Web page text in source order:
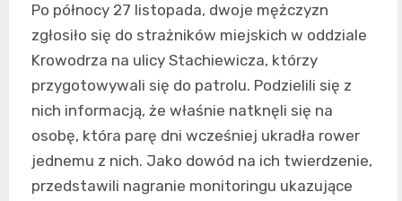
Po północy 27 listopada, dwoje mężczyzn
zgłosiło się do strażników miejskich w oddziale
Krowodrza na ulicy Stachiewicza, którzy
przygotowywali się do patrolu. Podzielili się z
nich informacją, że właśnie natknęli się na
osobę, która parę dni wcześniej ukradła rower
jednemu z nich. Jako dowód na ich twierdzenie,
przedstawili nagranie monitoringu ukazujące